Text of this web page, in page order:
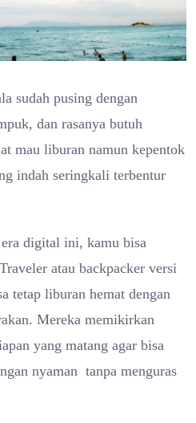
sudah pusing dengan
dan rasanya butuh
mau liburan namun kepentok
indah seringkali terbentur
digital ini, kamu bisa
atau backpacker versi
tetap liburan hemat dengan
Mereka memikirkan
yang matang agar bisa
nyaman tanpa menguras